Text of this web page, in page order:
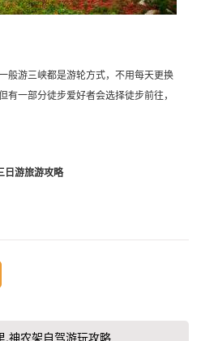
般游三峡都是游轮方式，不用每天更换
一部分徒步爱好者会选择徒步前往，
日游旅游攻略
,神农架自驾游玩攻略